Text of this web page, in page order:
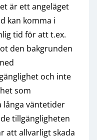
är ett angeläget
kan komma i
tid för att t.ex.
den bakgrunden
och inte
som
långa väntetider
tillgängligheten
att allvarligt skada